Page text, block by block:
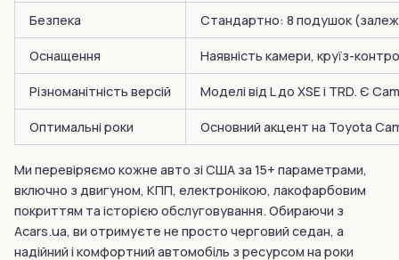
Безпека Стандартно: 8 подушок
Оснащення Наявність камери, круїз-
Різноманітність версій Моделі від L до XSE і TRD. Є
Оптимальні роки Основний акцент на Toyota
Ми перевіряємо кожне авто зі США за 15+ параметрами,
включно з двигуном, КПП, електронікою, лакофарбовим
покриттям та історією обслуговування. Обираючи з
Acars.ua, ви отримуєте не просто черговий седан, а
надійний і комфортний автомобіль з ресурсом на роки